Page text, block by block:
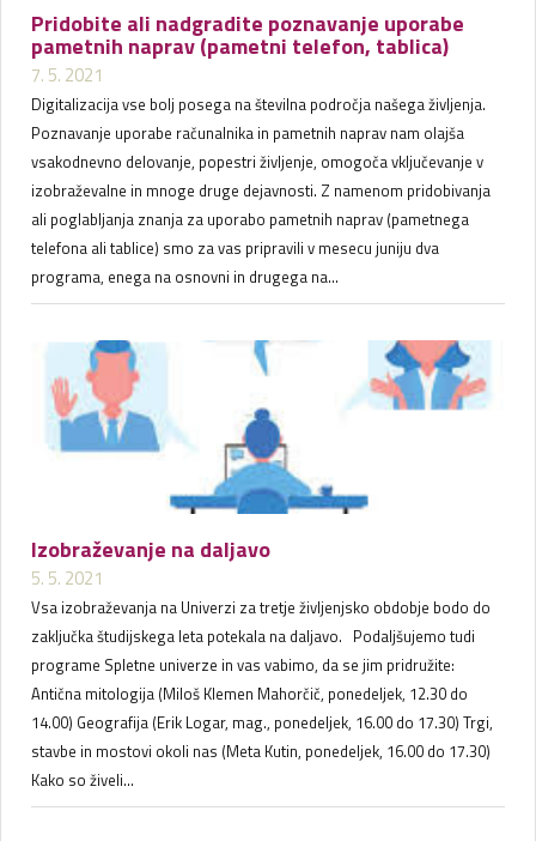
Pridobite ali nadgradite poznavanje uporabe
pametnih naprav (pametni telefon, tablica)
7. 5. 2021
Digitalizacija vse bolj posega na številna področja našega življenja.
Poznavanje uporabe računalnika in pametnih naprav nam olajša
vsakodnevno delovanje, popestri življenje, omogoča vključevanje v
izobraževalne in mnoge druge dejavnosti. Z namenom pridobivanja
ali poglabljanja znanja za uporabo pametnih naprav (pametnega
telefona ali tablice) smo za vas pripravili v mesecu juniju dva
programa, enega na osnovni in drugega na...
Izobraževanje na daljavo
5. 5. 2021
Vsa izobraževanja na Univerzi za tretje življenjsko obdobje bodo do
zaključka študijskega leta potekala na daljavo. Podaljšujemo tudi
programe Spletne univerze in vas vabimo, da se jim pridružite:
Antična mitologija (Miloš Klemen Mahorčič, ponedeljek, 12.30 do
14.00) Geografija (Erik Logar, mag., ponedeljek, 16.00 do 17.30) Trgi,
stavbe in mostovi okoli nas (Meta Kutin, ponedeljek, 16.00 do 17.30)
Kako so živeli...